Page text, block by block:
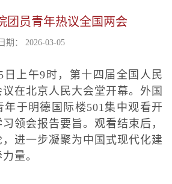
团员青年热议全国两会
日期： 2026-03-05
上午9时，第十四届全国人民
在北京人民大会堂开幕。外国
于明德国际楼501集中观看开
领会报告要旨。观看结束后，
进一步凝聚为中国式现代化建
量。